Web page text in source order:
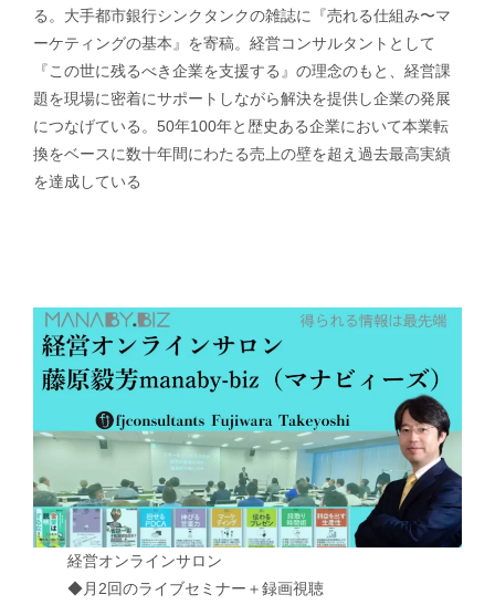
る。大手都市銀行シンクタンクの雑誌に『売れる仕組み〜マ
ーケティングの基本』を寄稿。経営コンサルタントとして
『この世に残るべき企業を支援する』の理念のもと、経営課
題を現場に密着にサポートしながら解決を提供し企業の発展
につなげている。50年100年と歴史ある企業において本業転
換をベースに数十年間にわたる売上の壁を超え過去最高実績
を達成している
経営オンラインサロン
◆月2回のライブセミナー＋録画視聴